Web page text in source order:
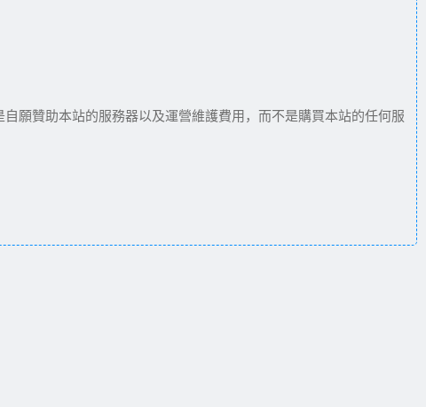
願贊助本站的服務器以及運營維護費用，而不是購買本站的任何服